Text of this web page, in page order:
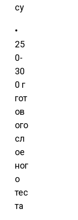
су
•
25
0-
30
0 г
гот
ов
ого
сл
ое
ног
о
тес
та